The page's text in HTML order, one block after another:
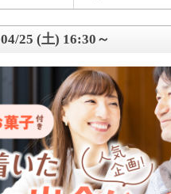
04/25 (土) 16:30～